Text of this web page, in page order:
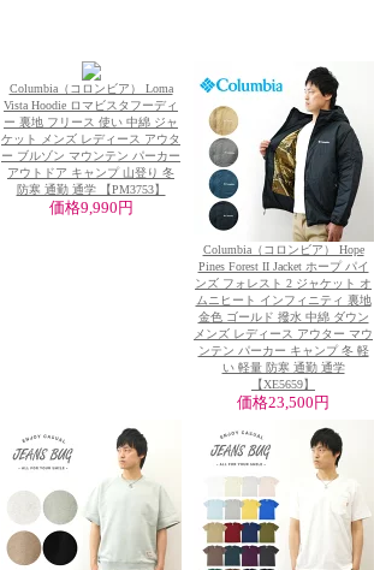
Columbia（コロンビア） Loma
Vista Hoodie ロマビスタフーディ
ー 裏地 フリース 使い 中綿 ジャ
ケット メンズ レディース アウタ
ー ブルゾン マウンテン パーカー
アウトドア キャンプ 山登り 冬
防寒 通勤 通学 【PM3753】
価格9,990円
Columbia（コロンビア） Hope
Pines Forest II Jacket ホープ パイ
ンズ フォレスト 2 ジャケット オ
ムニヒート インフィニティ 裏地
金色 ゴールド 撥水 中綿 ダウン
メンズ レディース アウター マウ
ンテン パーカー キャンプ 冬 軽
い 軽量 防寒 通勤 通学
【XE5659】
価格23,500円